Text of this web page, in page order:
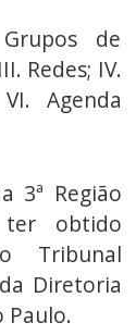
de
Redes; IV.
Agenda
3ª Região
obtido
Tribunal
Diretoria
Paulo.